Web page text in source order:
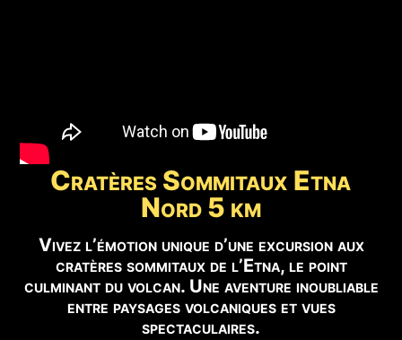
✅ EXCURSIONS RECOMMANDÉES POUR CETTE PÉRIODE
Vous trouverez ci-dessous les excursions disponibles
pour cette période :
🥾 Cratères de 2002 Réserver →
🚙 Cratères Sommitaux Etna Nord 5 Km Réserver →
Cratères Sommitaux Etna
Nord 5 km
Vivez l’émotion unique d’une excursion aux
cratères sommitaux de l’Etna, le point
culminant du volcan. Une aventure inoubliable
entre paysages volcaniques et vues
spectaculaires.